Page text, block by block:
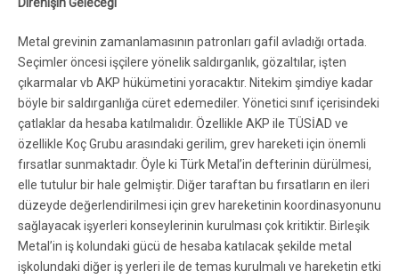
Metal grevinin zamanlamasının patronları gafil avladığı ortada.
Seçimler öncesi işçilere yönelik saldırganlık, gözaltılar, işten
çıkarmalar vb AKP hükümetini yoracaktır. Nitekim şimdiye kadar
böyle bir saldırganlığa cüret edemediler. Yönetici sınıf içerisindeki
çatlaklar da hesaba katılmalıdır. Özellikle AKP ile TÜSİAD ve
özellikle Koç Grubu arasındaki gerilim, grev hareketi için önemli
fırsatlar sunmaktadır. Öyle ki Türk Metal’in defterinin dürülmesi,
elle tutulur bir hale gelmiştir. Diğer taraftan bu fırsatların en ileri
düzeyde değerlendirilmesi için grev hareketinin koordinasyonunu
sağlayacak işyerleri konseylerinin kurulması çok kritiktir. Birleşik
Metal’in iş kolundaki gücü de hesaba katılacak şekilde metal
işkolundaki diğer iş yerleri ile de temas kurulmalı ve hareketin etki